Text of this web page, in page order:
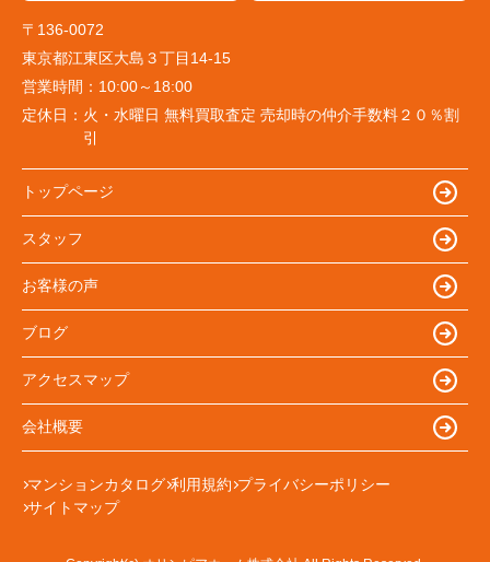
〒136-0072
東京都江東区大島３丁目14-15
営業時間： 10:00～18:00
定休日： 火・水曜日 無料買取査定 売却時の仲介手数料２０％割
引
トップページ
スタッフ
お客様の声
ブログ
アクセスマップ
会社概要
マンションカタログ 利用規約 プライバシーポリシー
サイトマップ